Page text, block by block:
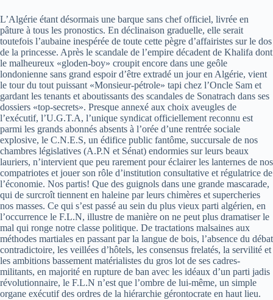
L’Algérie étant désormais une barque sans chef officiel, livrée en
pâture à tous les pronostics. En déclinaison graduelle, elle serait
toutefois l’aubaine inespérée de toute cette pègre d’affairistes sur le dos
de la princesse. Après le scandale de l’empire décadent de Khalifa dont
le malheureux «gloden-boy» croupit encore dans une geôle
londonienne sans grand espoir d’être extradé un jour en Algérie, vient
le tour du tout puissant «Monsieur-pétrole» tapi chez l’Oncle Sam et
gardant les tenants et aboutissants des scandales de Sonatrach dans ses
dossiers «top-secrets». Presque annexé aux choix aveugles de
l’exécutif, l’U.G.T.A, l’unique syndicat officiellement reconnu est
parmi les grands abonnés absents à l’orée d’une rentrée sociale
explosive, le C.N.E.S, un édifice public fantôme, succursale de nos
chambres législatives (A.P.N et Sénat) endormies sur leurs beaux
lauriers, n’intervient que peu rarement pour éclairer les lanternes de nos
compatriotes et jouer son rôle d’institution consultative et régulatrice de
l’économie. Nos partis! Que des guignols dans une grande mascarade,
qui de surcroît tiennent en haleine par leurs chimères et supercheries
nos masses. Ce qui s’est passé au sein du plus vieux parti algérien, en
l’occurrence le F.L.N, illustre de manière on ne peut plus dramatiser le
mal qui ronge notre classe politique. De tractations malsaines aux
méthodes martiales en passant par la langue de bois, l’absence du débat
contradictoire, les veillées d’hôtels, les consensus frelatés, la servilité et
les ambitions bassement matérialistes du gros lot de ses cadres-
militants, en majorité en rupture de ban avec les idéaux d’un parti jadis
révolutionnaire, le F.L.N n’est que l’ombre de lui-même, un simple
organe exécutif des ordres de la hiérarchie gérontocrate en haut lieu.